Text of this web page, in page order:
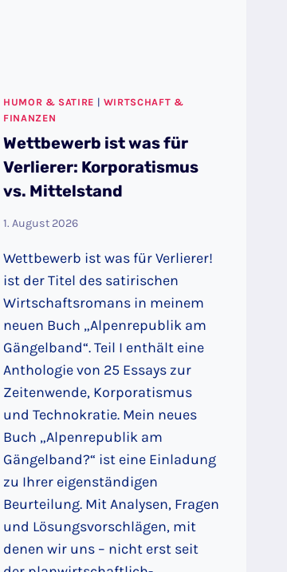
HUMOR & SATIRE | WIRTSCHAFT &
FINANZEN
Wettbewerb ist was für
Verlierer: Korporatismus
vs. Mittelstand
1. August 2026
Wettbewerb ist was für Verlierer!
ist der Titel des satirischen
Wirtschaftsromans in meinem
neuen Buch „Alpenrepublik am
Gängelband“. Teil I enthält eine
Anthologie von 25 Essays zur
Zeitenwende, Korporatismus
und Technokratie. Mein neues
Buch „Alpenrepublik am
Gängelband?“ ist eine Einladung
zu Ihrer eigenständigen
Beurteilung. Mit Analysen, Fragen
und Lösungsvorschlägen, mit
denen wir uns – nicht erst seit